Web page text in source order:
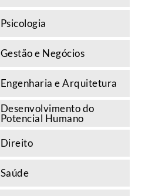
Psicologia
Gestão e Negócios
Engenharia e Arquitetura
Desenvolvimento do
Potencial Humano
Direito
Saúde